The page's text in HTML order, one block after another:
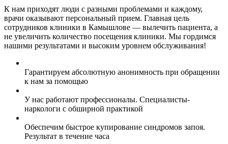
К нам приходят люди с разными проблемами и каждому,
врачи оказывают персональный прием. Главная цель
сотрудников клиники в Камышлове — вылечить пациента, а
не увеличить количество посещения клиники. Мы гордимся
нашими результатами и высоким уровнем обслуживания!
Гарантируем абсолютную анонимность при обращении
к нам за помощью
У нас работают профессионалы. Специалисты-
наркологи с обширной практикой
Обеспечим быстрое купирование синдромов запоя.
Результат в течение часа